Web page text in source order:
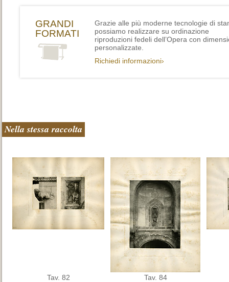
GRANDI
FORMATI
Grazie alle più moderne tecnologie di
possiamo realizzare su ordinazione
riproduzioni fedeli dell’Opera con
personalizzate.
Richiedi informazioni›
Nella stessa raccolta
Tav. 82 Tav. 84